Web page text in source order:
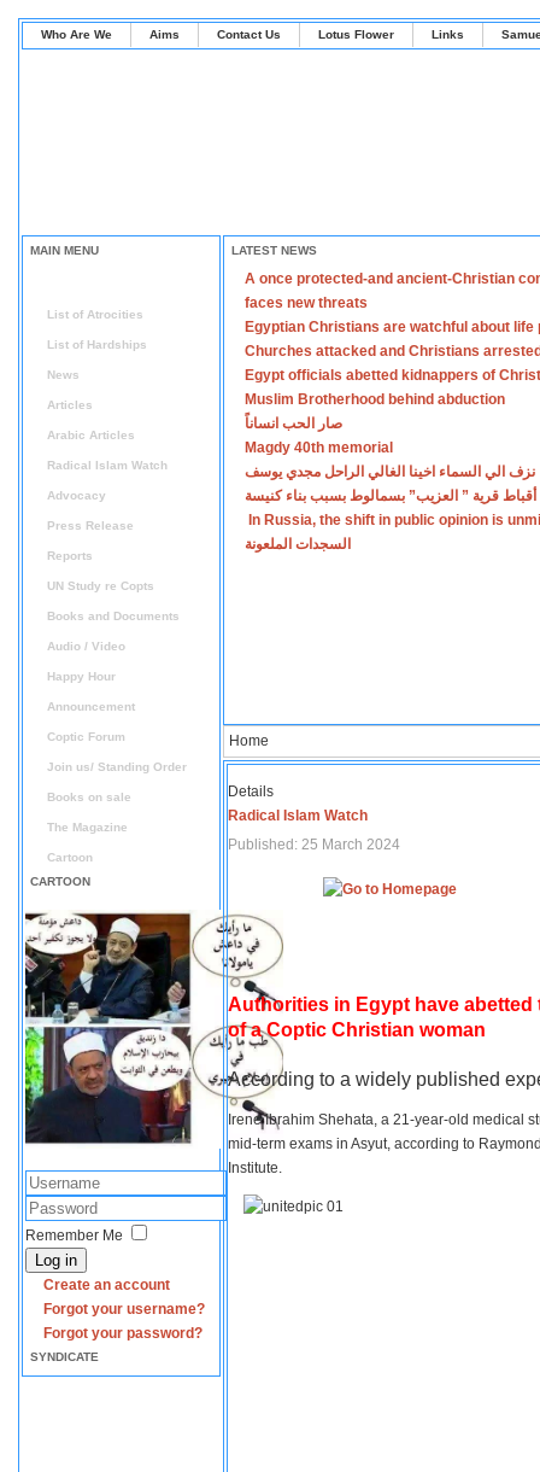
Who Are We Aims Contact Us Lotus Flower Links
MAIN MENU
List of Atrocities
List of Hardships
News
Articles
Arabic Articles
Radical Islam Watch
Advocacy
Press Release
Reports
UN Study re Copts
Books and Documents
Audio / Video
Happy Hour
Announcement
Coptic Forum
Join us/ Standing Order
Books on sale
The Magazine
Cartoon
CARTOON
Remember Me
Log in
Create an account
Forgot your username?
Forgot your password?
SYNDICATE
LATEST NEWS
A once protected-and ancient-Christian
faces new threats
Egyptian Christians are watchful about life
Churches attacked and Christians
Egypt officials abetted kidnappers of
Muslim Brotherhood behind abduction
صار الحب انساناً
Magdy 40th memorial
نزف الي السماء اخينا الغالي الراحل مجدي يوسف
أقباط قرية ” العزيب” بسمالوط بسبب بناء كنيسة
In Russia, the shift in public opinion is
السجدات الملعونة
Home
Details
Radical Islam Watch
Published: 25 March 2024
Authorities in Egypt have
of a Coptic Christian woman
According to a widely published
Irene Ibrahim Shehata, a 21-year-old medical
mid-term exams in Asyut, according to
Institute.